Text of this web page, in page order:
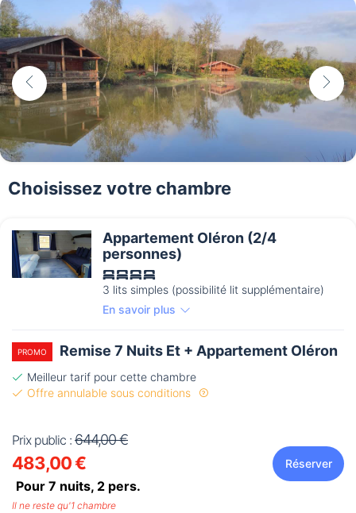
Choisissez votre chambre
Appartement Oléron (2/4
personnes)
3 lits simples (possibilité lit supplémentaire)
En savoir plus
PROMO Remise 7 Nuits Et + Appartement Oléron
Meilleur tarif pour cette chambre
Offre annulable sous conditions
Prix public : 644,00 €
483,00 €
Pour 7 nuits, 2 pers.
Réserver
Il ne reste qu'1 chambre